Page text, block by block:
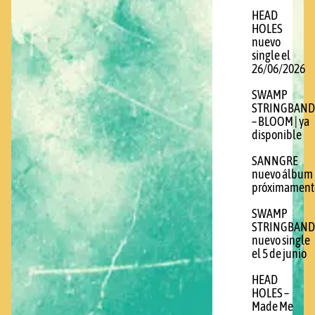
HEAD
HOLES
nuevo
single el
26/06/2026
SWAMP
STRINGBAND
– BLOOM | ya
disponible
SANNGRE
nuevo álbum
SWAMP
STRINGBAND
nuevo single
el 5 de junio
HEAD
HOLES –
Made Me